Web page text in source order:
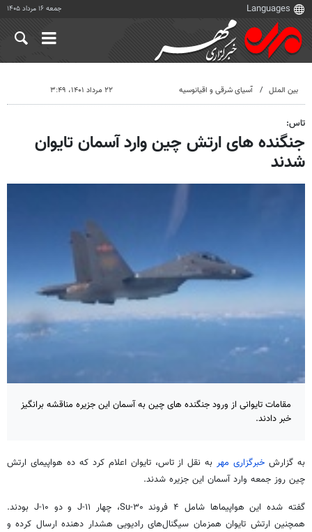
جمعه ۱۶ مرداد ۱۴۰۵
بین الملل آسیای شرقی و اقیانوسیه ۲۲ مرداد ۱۴۰۱، ۳:۴۹
تاس:
جنگنده های ارتش چین وارد آسمان تایوان
شدند
مقامات تایوانی از ورود جنگنده های چین به آسمان این جزیره مناقشه برانگیز
خبر دادند.
به گزارشخبرگزاری مهر به نقل از تاس، تایوان اعلام کرد که ده هواپیمای ارتش
چین روز جمعه وارد آسمان این جزیره شدند.
گفته شده این هواپیماها شامل ۴ فروند Su-۳۰، چهار J-۱۱ و دو J-۱۰ بودند.
همچنین ارتش تایوان همزمان سیگنال‌های رادیویی هشدار دهنده ارسال کرده و